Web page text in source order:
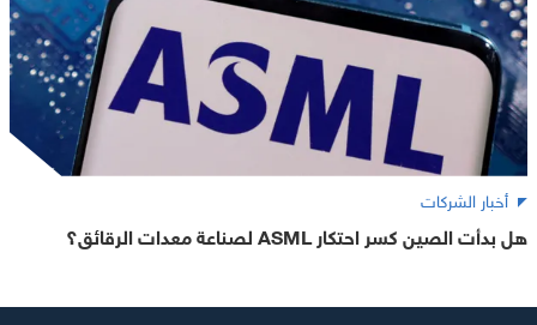
أخبار الشركات
هل بدأت الصين كسر احتكار ASML لصناعة معدات الرقائق؟